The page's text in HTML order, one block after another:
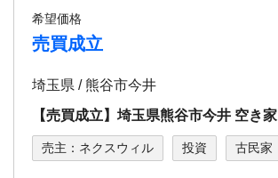
希望価格
売買成立
埼玉県 / 熊⾕市今井
【売買成立】埼⽟県熊⾕市今井 空き家
売主：ネクスウィル 投資 古民家